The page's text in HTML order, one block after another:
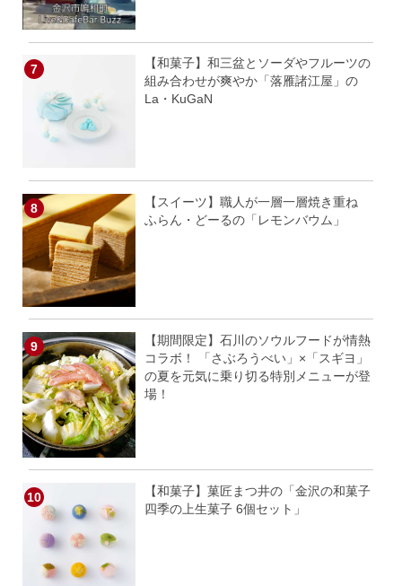
【和菓子】和三盆とソーダやフルーツの
組み合わせが爽やか「落雁諸江屋」の
La・KuGaN
【スイーツ】職人が一層一層焼き重ね
ふらん・どーるの「レモンバウム」
【期間限定】石川のソウルフードが情熱
コラボ！ 「さぶろうべい」×「スギヨ」
の夏を元気に乗り切る特別メニューが登
場！
【和菓子】菓匠まつ井の「金沢の和菓子
四季の上生菓子 6個セット」